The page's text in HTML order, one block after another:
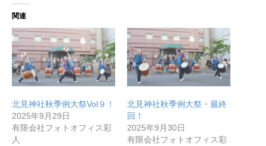
関連
北見神社秋季例大祭Vol９！
2025年9月29日
有限会社フォトオフィス彩
人
北見神社秋季例大祭・最終
回！
2025年9月30日
有限会社フォトオフィス彩